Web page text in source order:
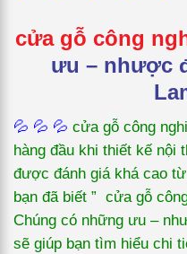
cửa gỗ công
ưu – nhược
💦 💦 💦 cửa gỗ công
hàng đầu khi thiết kế nội
được đánh giá khá cao
bạn đã biết ” cửa gỗ
Chúng có những ưu –
sẽ giúp bạn tìm hiểu chi